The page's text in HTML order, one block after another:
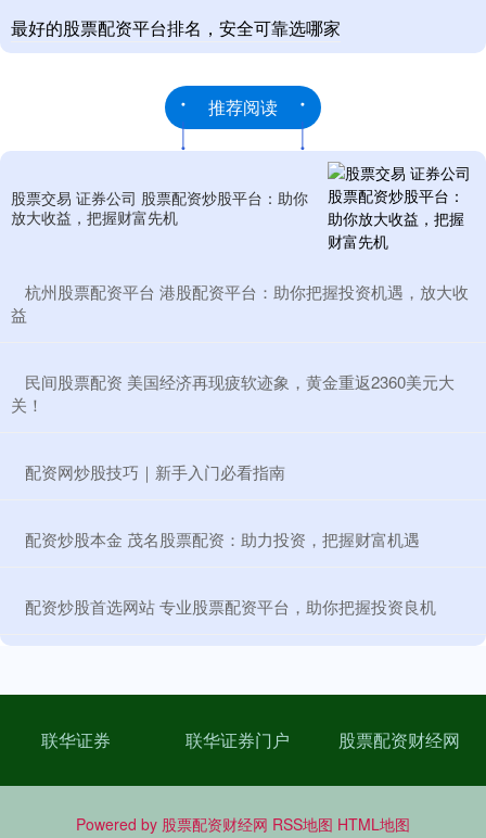
最好的股票配资平台排名，安全可靠选哪家
推荐阅读
股票交易 证券公司 股票配资炒股平台：助你
放大收益，把握财富先机
​杭州股票配资平台 港股配资平台：助你把握投资机遇，放大收
益
​民间股票配资 美国经济再现疲软迹象，黄金重返2360美元大
关！
​配资网炒股技巧｜新手入门必看指南
​配资炒股本金 茂名股票配资：助力投资，把握财富机遇
​配资炒股首选网站 专业股票配资平台，助你把握投资良机
联华证券 联华证券门户 股票配资财经网
Powered by 股票配资财经网 RSS地图 HTML地图